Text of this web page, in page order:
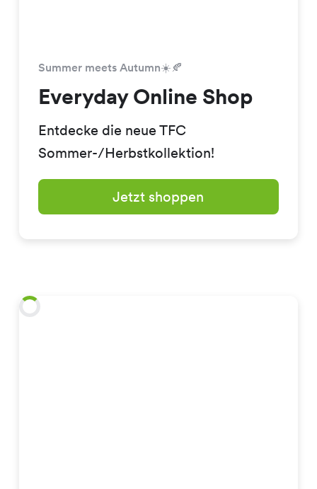
Summer meets Autumn☀️🍂
Everyday Online Shop
Entdecke die neue TFC
Sommer-/Herbstkollektion!
Jetzt shoppen